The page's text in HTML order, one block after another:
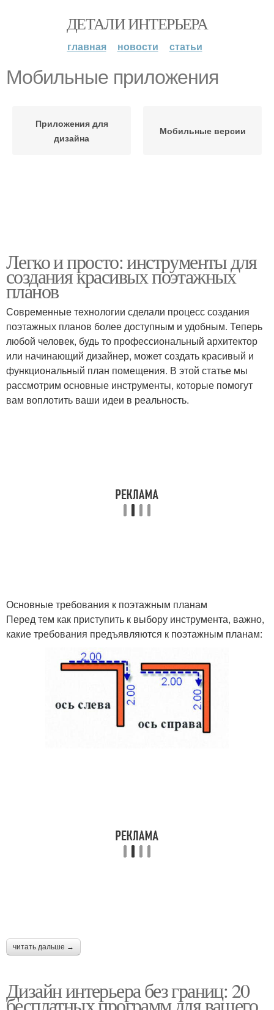
ДЕТАЛИ ИНТЕРЬЕРА
главная новости статьи
Мобильные приложения
Приложения для
дизайна
Мобильные версии
Легко и просто: инструменты для
создания красивых поэтажных
планов
Современные технологии сделали процесс создания
поэтажных планов более доступным и удобным. Теперь
любой человек, будь то профессиональный архитектор
или начинающий дизайнер, может создать красивый и
функциональный план помещения. В этой статье мы
рассмотрим основные инструменты, которые помогут
вам воплотить ваши идеи в реальность.
Основные требования к поэтажным планам
Перед тем как приступить к выбору инструмента, важно,
какие требования предъявляются к поэтажным планам:
читать дальше →
Дизайн интерьера без границ: 20